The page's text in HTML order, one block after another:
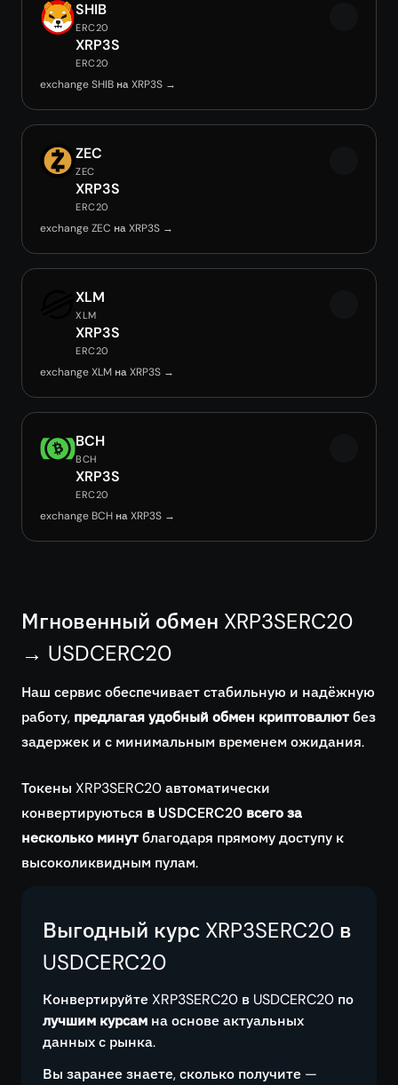
SHIB
ERC20
XRP3S
ERC20
exchange SHIB на XRP3S →
ZEC
ZEC
XRP3S
ERC20
exchange ZEC на XRP3S →
XLM
XLM
XRP3S
ERC20
exchange XLM на XRP3S →
BCH
BCH
XRP3S
ERC20
exchange BCH на XRP3S →
Мгновенный обмен XRP3SERC20
→ USDCERC20
Наш сервис обеспечивает стабильную и надёжную
работу, предлагая удобный обмен криптовалютбез
задержек и с минимальным временем ожидания.
Токены XRP3SERC20 автоматически
конвертируються в USDCERC20 всего за
несколько минутблагодаря прямому доступу к
высоколиквидным пулам.
Выгодный курс XRP3SERC20 в
USDCERC20
Конвертируйте XRP3SERC20 в USDCERC20 по
лучшим курсам на основе актуальных
данных с рынка.
Вы заранее знаете, сколько получите —